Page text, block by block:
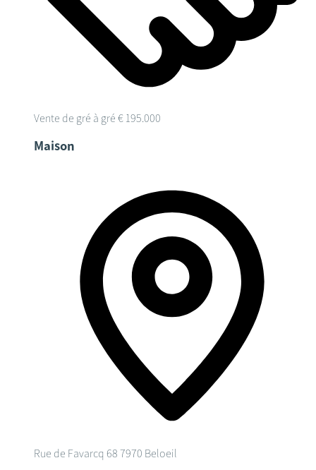
Vente de gré à gré € 195.000
Maison
Rue de Favarcq 68 7970 Beloeil